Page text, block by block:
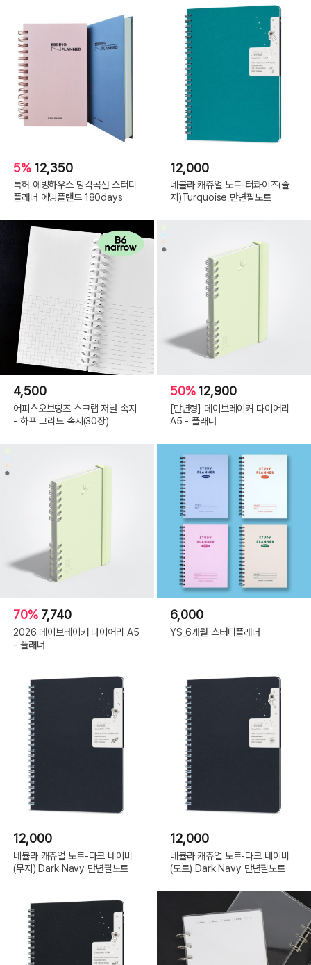
5% 12,350
특허 에빙하우스 망각곡선 스터디
플래너 에빙플랜드 180days
12,000
네뷸라 캐쥬얼 노트-터콰이즈(줄
지)Turquoise 만년필노트
4,500
어피스오브띵즈 스크랩 저널 속지
- 하프 그리드 속지(30장)
50%12,900
[만년형] 데이브레이커 다이어리
A5 - 플래너
70% 7,740
2026 데이브레이커 다이어리 A5
- 플래너
6,000
YS_6개월 스터디플래너
12,000
네뷸라 캐쥬얼 노트-다크 네이비
(무지) Dark Navy 만년필노트
12,000
네뷸라 캐쥬얼 노트-다크 네이비
(도트) Dark Navy 만년필노트